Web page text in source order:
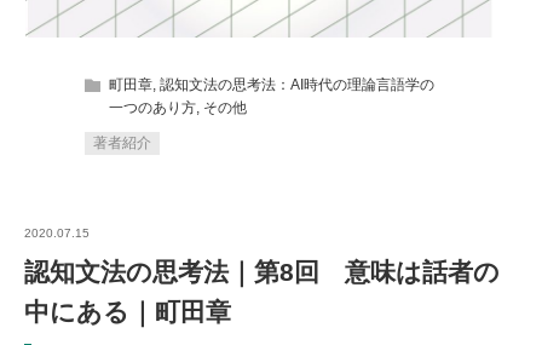
町田章, 認知文法の思考法：AI時代の理論言語学の
一つのあり方, その他
著者紹介
2020.07.15
認知文法の思考法｜第8回 意味は話者の
中にある｜町田章